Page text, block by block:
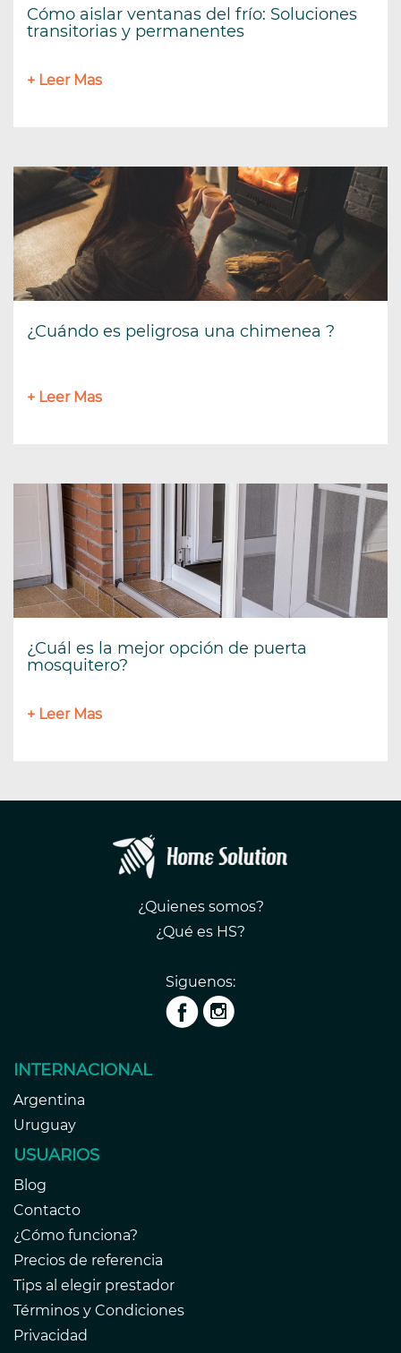
Cómo aislar ventanas del frío: Soluciones
transitorias y permanentes
+ Leer Mas
¿Cuándo es peligrosa una chimenea ?
+ Leer Mas
¿Cuál es la mejor opción de puerta
mosquitero?
+ Leer Mas
¿Quienes somos?
¿Qué es HS?
Siguenos:
INTERNACIONAL
Argentina
Uruguay
USUARIOS
Blog
Contacto
¿Cómo funciona?
Precios de referencia
Tips al elegir prestador
Términos y Condiciones
Privacidad